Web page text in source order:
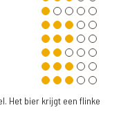
Het bier krijgt een flinke